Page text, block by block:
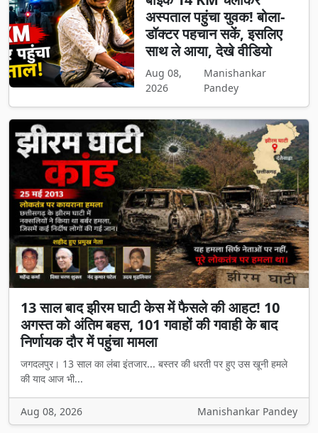
अस्पताल पहुंचा युवक! बोला-
डॉक्टर पहचान सकें, इसलिए
साथ ले आया, देखे वीडियो
Aug 08,
2026
Manishankar
Pandey
13 साल बाद झीरम घाटी केस में फैसले की आहट! 10
अगस्त को अंतिम बहस, 101 गवाहों की गवाही के बाद
निर्णायक दौर में पहुंचा मामला
जगदलपुर। 13 साल का लंबा इंतजार... बस्तर की धरती पर हुए उस खूनी हमले
की याद आज भी...
Aug 08, 2026 Manishankar Pandey